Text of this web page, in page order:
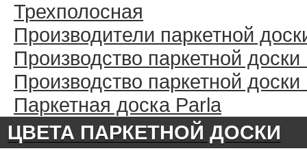
Трехполосная
Производители паркетной
Производство паркетной
Производство паркетной
Паркетная доска Parla
ЦВЕТА ПАРКЕТНОЙ ДОСКИ